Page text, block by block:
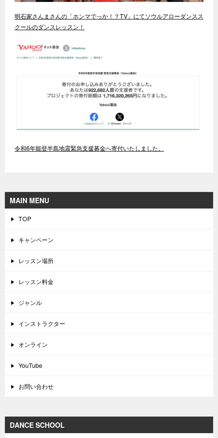
明石家さんまさんの「ホンマでっか！？TV」にてソウルアローダンスス
クールのダンスレッスン！
令和6年能登半島地震緊急支援募金へ寄付いたしました。
MAIN MENU
TOP
キャンペーン
レッスン場所
レッスン料金
ジャンル
インストラクター
オンライン
YouTube
お問い合わせ
DANCE SCHOOL